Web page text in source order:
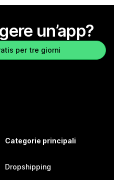
un’app?
per tre giorni
Categorie principali
Dropshipping